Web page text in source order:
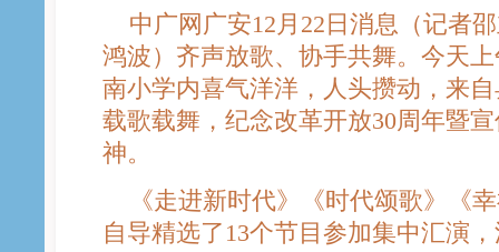
中广网广安12月22日消息（记者
鸿波）齐声放歌、协手共舞。今天
南小学内喜气洋洋，人头攒动，来
载歌载舞，纪念改革开放30周年暨
神。
《走进新时代》《时代颂歌》《
自导精选了13个节目参加集中汇演